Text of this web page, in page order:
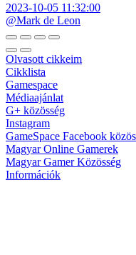
2023-10-05 11:32:00
@Mark de Leon
Olvasott cikkeim
Cikklista
Gamespace
Médiaajánlat
G+ közösség
Instagram
GameSpace Facebook
Magyar Online Gamerek
Magyar Gamer Közösség
Információk